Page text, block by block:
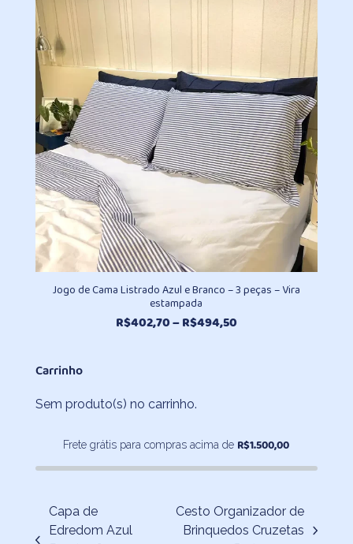
Jogo de Cama Listrado Azul e Branco – 3 peças – Vira
estampada
R$402,70–R$494,50Faixa
Carrinho
Sem produto(s) no carrinho.
Frete grátis para compras acima de R$1.500,00
Capa de
Edredom Azul
next
Cesto Organizador de
Brinquedos Cruzetas